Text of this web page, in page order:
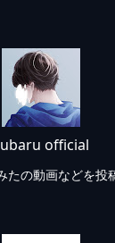
official
の動画などを投